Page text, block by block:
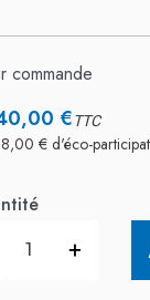
commande
€TTC
€ d'éco-
+